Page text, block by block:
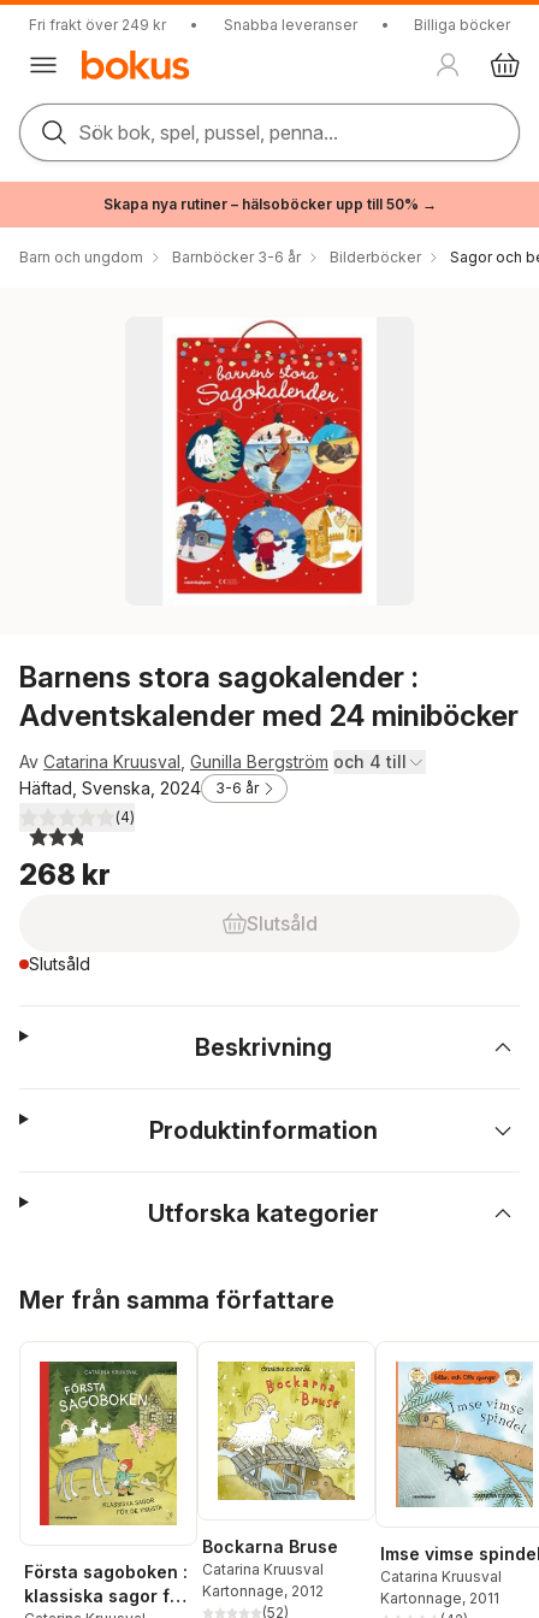
Fri frakt över 249 kr • Snabba leveranser • Billiga böcker
Sök bok, spel, pussel, penna...
Skapa nya rutiner – hälsoböcker upp till 50% →
Barn och ungdom Barnböcker 3-6 år Bilderböcker Sagor och
Barnens stora sagokalender :
Adventskalender med 24 miniböcker
Av Catarina Kruusval Gunilla Bergström och 4 till
Häftad, Svenska, 2024
3-6 år
2,8utav 5 stjärnor. Totalt antal röster:
(4)
268 kr
Slutsåld
Slutsåld
Beskrivning
Produktinformation
Utforska kategorier
Mer från samma författare
Första sagoboken :
klassiska sagor för
Bockarna Bruse
Catarina Kruusval
Kartonnage, 2012
(52)
Imse vimse
Catarina Kruusval
Kartonnage, 2011